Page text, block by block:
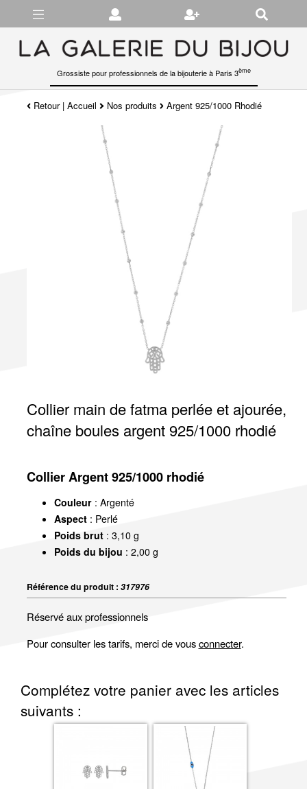
Grossiste pour professionnels de la bijouterie à Paris 3ème
Retour|Accueil Nos produits Argent 925/1000 Rhodié
Collier main de fatma perlée et ajourée,
chaîne boules argent 925/1000 rhodié
Collier Argent 925/1000 rhodié
Couleur: Argenté
Aspect: Perlé
Poids brut: 3,10 g
Poids du bijou : 2,00 g
Référence du produit : 317976
Réservé aux professionnels
Pour consulter les tarifs, merci de vousconnecter.
Complétez votre panier avec les articles
suivants :
Gérer les préférences en matière de cookies